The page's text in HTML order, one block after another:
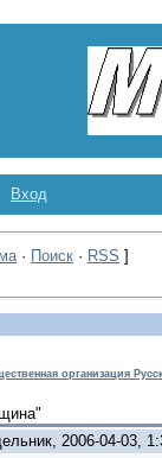
Вход
· Поиск · RSS ]
организация
2006-04-03,